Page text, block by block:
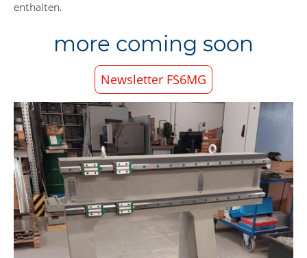
enthalten.
more coming soon
Newsletter FS6MG